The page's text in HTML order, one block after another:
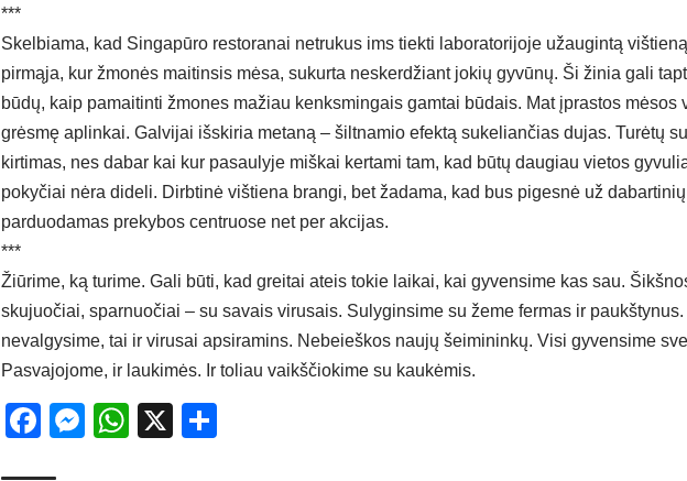
***
Skelbiama, kad Singapūro restoranai netrukus ims tiekti laboratorijoje užaugintą
pirmąja, kur žmonės maitinsis mėsa, sukurta neskerdžiant jokių gyvūnų. Ši žinia gali
būdų, kaip pamaitinti žmones mažiau kenksmingais gamtai būdais. Mat įprastos mėsos
grėsmę aplinkai. Galvijai išskiria metaną – šiltnamio efektą sukeliančias dujas. Turėtų
kirtimas, nes dabar kai kur pasaulyje miškai kertami tam, kad būtų daugiau vietos
pokyčiai nėra dideli. Dirbtinė vištiena brangi, bet žadama, kad bus pigesnė už
parduodamas prekybos centruose net per akcijas.
***
Žiūrime, ką turime. Gali būti, kad greitai ateis tokie laikai, kai gyvensime kas sau.
skujuočiai, sparnuočiai – su savais virusais. Sulyginsime su žeme fermas ir
nevalgysime, tai ir virusai apsiramins. Nebeieškos naujų šeimininkų. Visi gyvensime
Pasvajojome, ir laukimės. Ir toliau vaikščiokime su kaukėmis.
Facebook
Messenger
WhatsApp
X